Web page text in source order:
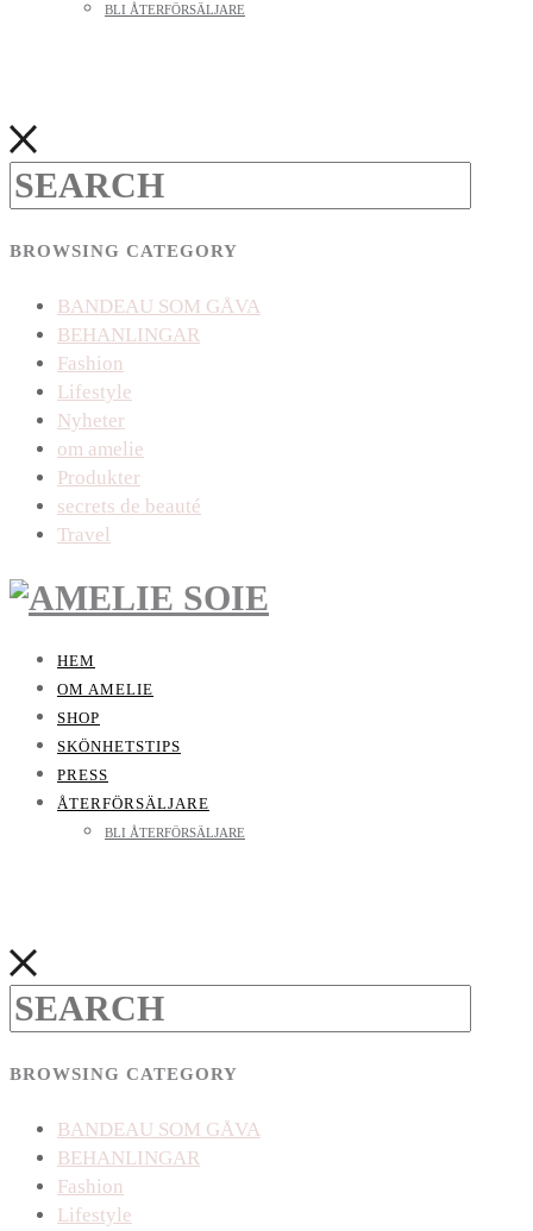
BLI ÅTERFÖRSÄLJARE
BROWSING CATEGORY
BANDEAU SOM GÅVA
BEHANLINGAR
Fashion
Lifestyle
Nyheter
om amelie
Produkter
secrets de beauté
Travel
HEM
OM AMELIE
SHOP
SKÖNHETSTIPS
PRESS
ÅTERFÖRSÄLJARE
BLI ÅTERFÖRSÄLJARE
BROWSING CATEGORY
BANDEAU SOM GÅVA
BEHANLINGAR
Fashion
Lifestyle